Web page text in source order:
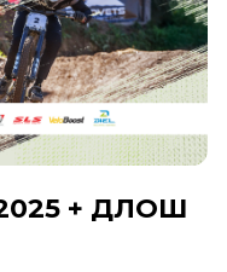
+ ДЛОШ